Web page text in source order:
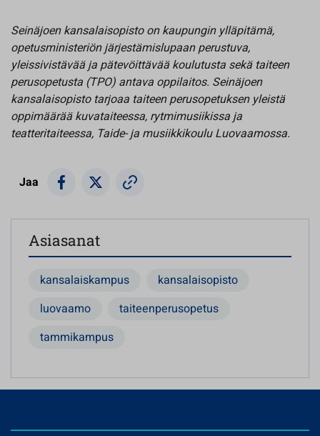
Seinäjoen kansalaisopisto on kaupungin ylläpitämä,
opetusministeriön järjestämislupaan perustuva,
yleissivistävää ja pätevöittävää koulutusta sekä taiteen
perusopetusta (TPO) antava oppilaitos. Seinäjoen
kansalaisopisto tarjoaa taiteen perusopetuksen yleistä
oppimäärää kuvataiteessa, rytmimusiikissa ja
teatteritaiteessa, Taide- ja musiikkikoulu Luovaamossa.
Jaa
Asiasanat
kansalaiskampus
kansalaisopisto
luovaamo
taiteenperusopetus
tammikampus